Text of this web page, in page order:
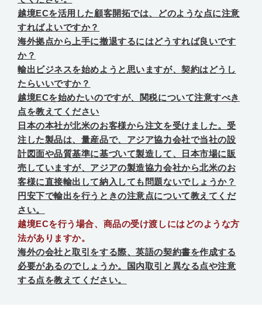
越境ECを活用した顧客開拓では、どのような点に注意
すればよいですか？
海外拠点から上手に撤退するにはどうすれば良いです
か？
輸出ビジネスを始めようと思いますが、契約はどうし
たらいいですか？
越境ECを始めたいのですが、関税について注意すべき
点を教えてください
日本の本社が北米のお客様から注文を受けました。受
注した製品は、量産品で、アジア協力会社で当社の設
計図面や品質基準に基づいて製造して、日本市場に販
売していますが、アジアの製造協力会社から北米のお
客様に直接輸出して納入しても問題ないでしょうか？
円安下で輸出を行うときの注意点について教えてくだ
さい。
越境ECを行う場合、商品の受け渡しにはどのような方
法がありますか。
海外の会社と取引をする際、英語の契約書を作成する
必要があるのでしょうか。国内取引と異なる点や注意
する点を教えてください。